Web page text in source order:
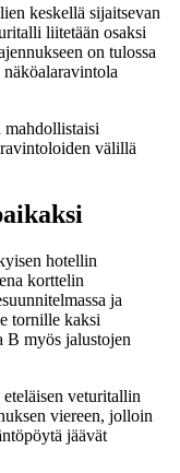
keskellä sijaitsevan
liitetään osaksi
on tulossa
mahdollistaisi
välillä
hotellin
korttelin
ja
tornille kaksi
B myös jalustojen
veturitallin
viereen, jolloin
jäävät